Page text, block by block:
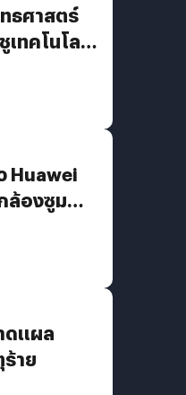
ทธศาสตร์
ทคโนโลยี
Huawei
ล้องซูม
ดแผล
ร้าย